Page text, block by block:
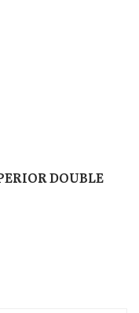
DOUBLE